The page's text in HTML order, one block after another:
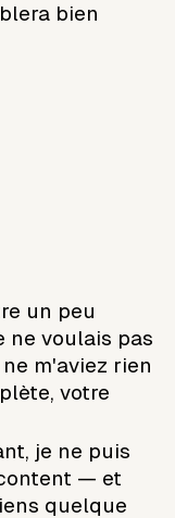
bien
un peu
ne voulais pas
m'aviez rien
votre
je ne puis
— et
quelque